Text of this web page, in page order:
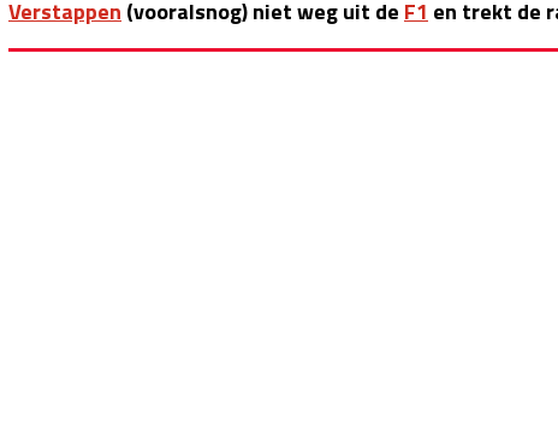
Verstappen (vooralsnog) niet weg uit de F1 en trekt de